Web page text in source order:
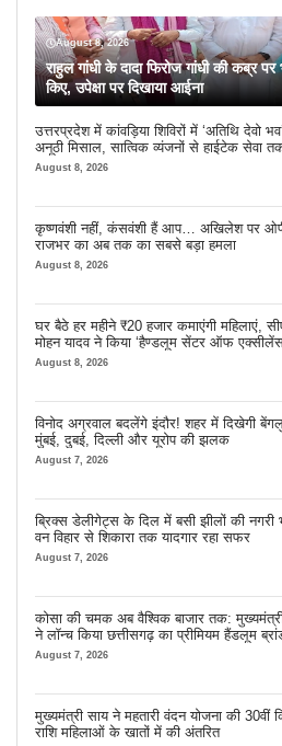
August 8, 2026
राहुल गांधी के दादा फिरोज गांधी की कब्र पर
किए, उपेक्षा पर दिखाया आईना
उत्तरप्रदेश में कांवड़िया शिविरों में ‘अतिथि देवो
अनूठी मिसाल, सात्विक व्यंजनों से हाईटेक सेवा
इंतजाम
August 8, 2026
कृष्णवंशी नहीं, कंसवंशी हैं आप… अखिलेश पर
राजभर का अब तक का सबसे बड़ा हमला
August 8, 2026
घर बैठे हर महीने ₹20 हजार कमाएंगी महिलाएं,
मोहन यादव ने किया ‘हैण्डलूम सेंटर ऑफ
शुभारंभ
August 8, 2026
विनोद अग्रवाल बदलेंगे इंदौर! शहर में दिखेगी
मुंबई, दुबई, दिल्ली और यूरोप की झलक
August 7, 2026
ब्रिक्स डेलीगेट्स के दिल में बसी झीलों की नगरी
वन विहार से शिकारा तक यादगार रहा सफर
August 7, 2026
कोसा की चमक अब वैश्विक बाजार तक:
ने लॉन्च किया छत्तीसगढ़ का प्रीमियम हैंडलूम
‘कोशल फैब’
August 7, 2026
मुख्यमंत्री साय ने महतारी वंदन योजना की 30वीं
राशि महिलाओं के खातों में की अंतरित